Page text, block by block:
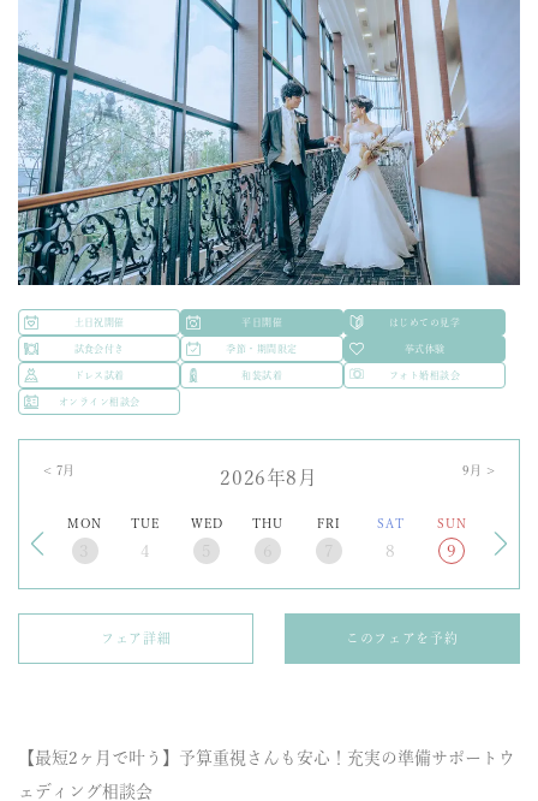
土日祝開催 平日開催 はじめての見学
試食会付き 季節・期間限定 挙式体験
ドレス試着 和装試着 フォト婚相談会
オンライン相談会
2026年8月
MON TUE WED THU FRI SAT SUN
4 8 9
9 月 >
< 7 月
フェア詳細 このフェアを予約
【最短2ヶ月で叶う】予算重視さんも安心！充実の準備サポートウ
ェディング相談会